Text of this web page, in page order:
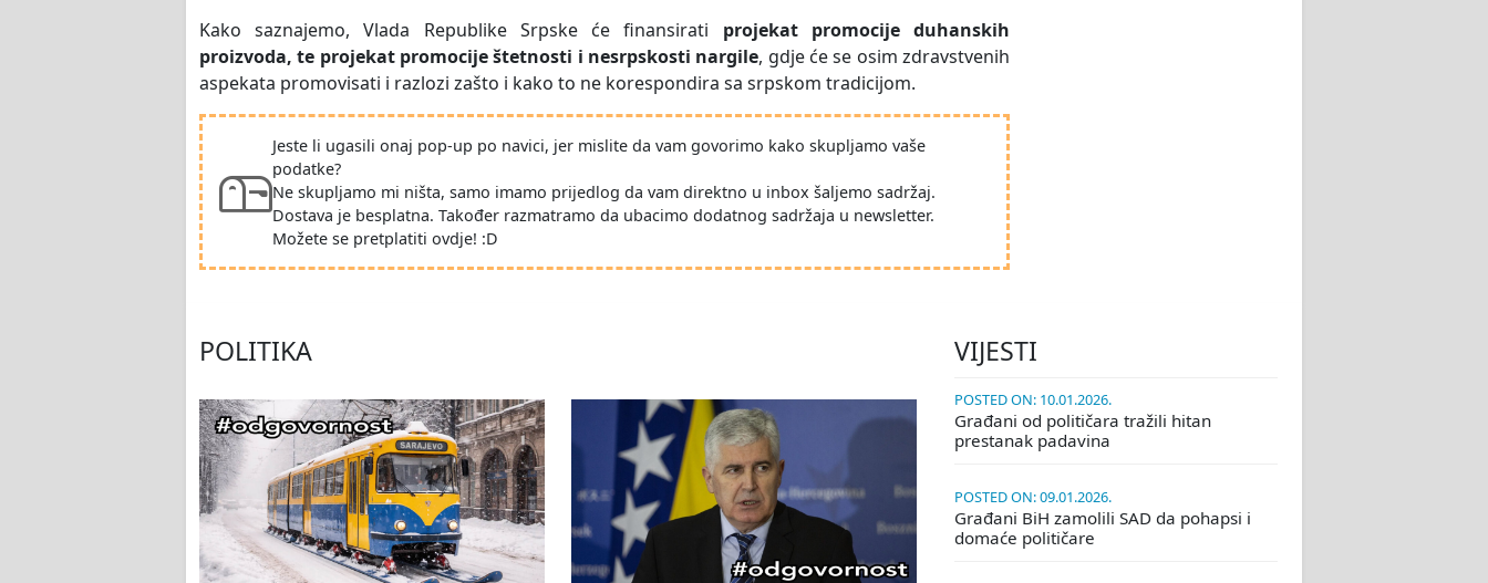
Kako saznajemo, Vlada Republike Srpske će finansirati projekat promocije duhanskih
proizvoda, te projekat promocije štetnosti i nesrpskosti nargile, gdje će se osim zdravstvenih
aspekata promovisati i razlozi zašto i kako to ne korespondira sa srpskom tradicijom.
Jeste li ugasili onaj pop-up po navici, jer mislite da vam govorimo kako skupljamo vaše
podatke?
Ne skupljamo mi ništa, samo imamo prijedlog da vam direktno u inbox šaljemo sadržaj.
Dostava je besplatna. Također razmatramo da ubacimo dodatnog sadržaja u newsletter.
Možete se pretplatiti ovdje! :D
POLITIKA VIJESTI
POSTED ON: 10.01.2026.
Građani od političara tražili hitan
prestanak padavina
POSTED ON: 09.01.2026.
Građani BiH zamolili SAD da pohapsi i
domaće političare